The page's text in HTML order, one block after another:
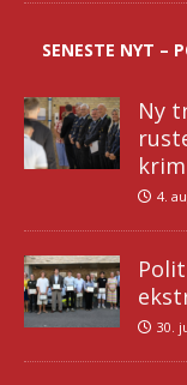
SENESTE NYT –
Ny
4.
30.